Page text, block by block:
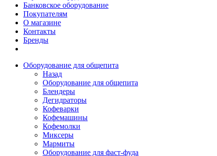
Банковское оборудование
Покупателям
О магазине
Контакты
Бренды
Оборудование для общепита
Назад
Оборудование для общепита
Блендеры
Дегидраторы
Кофеварки
Кофемашины
Кофемолки
Миксеры
Мармиты
Оборудование для фаст-фуда